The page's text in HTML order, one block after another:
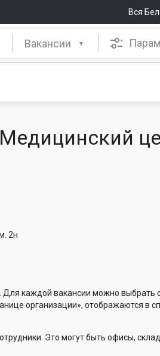
Вся
Вакансии
2н
каждой вакансии можно выбрать
организации», отображаются в
Это могут быть офисы,